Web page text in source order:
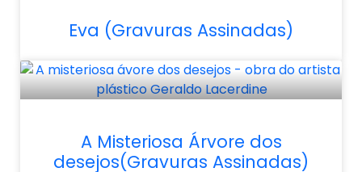
Eva (Gravuras Assinadas)
A Misteriosa Árvore dos
desejos(Gravuras Assinadas)